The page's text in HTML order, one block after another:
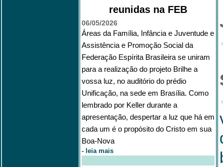
reunidas na FEB
06/05/2026
Áreas da Família, Infância e Juventude e
Assistência e Promoção Social da
Federação Espírita Brasileira se uniram
para a realização do projeto Brilhe a
vossa luz, no auditório do prédio
Unificação, na sede em Brasília. Como
lembrado por Keller durante a
apresentação, despertar a luz que há em
cada um é o propósito do Cristo em sua
Boa-Nova
- leia mais